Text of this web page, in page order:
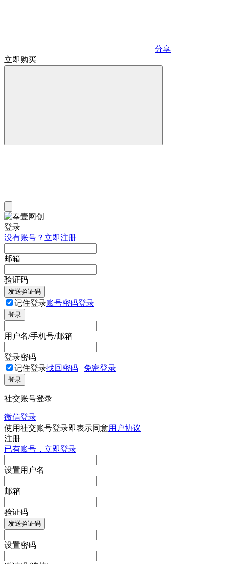
分享
立即购买
登录
没有账号？立即注册
邮箱
验证码
发送验证码
记住登录账号密码登录
登录
用户名/手机号/邮箱
登录密码
记住登录找回密码 | 免密登录
登录
社交账号登录
微信登录
使用社交账号登录即表示同意用户协议
注册
已有账号，立即登录
设置用户名
邮箱
验证码
发送验证码
设置密码